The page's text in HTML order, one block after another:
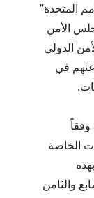
المتحدة”
الأمن
الدولي
عنهم في
الخاصة
والثامن